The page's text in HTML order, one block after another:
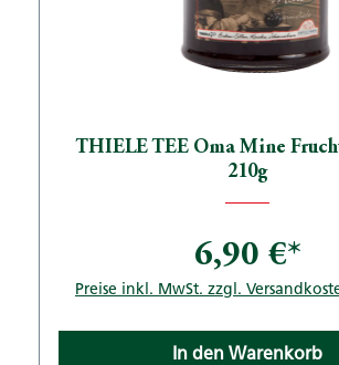
THIELE TEE Oma Mine
210g
6,90 €*
Preise inkl. MwSt. zzgl.
In den Warenkorb